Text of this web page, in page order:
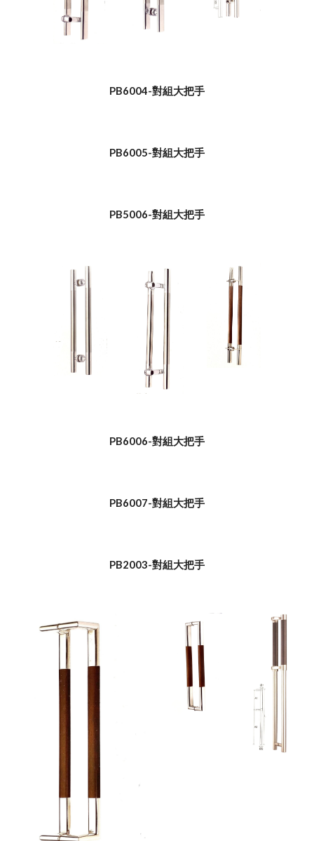
PB6004-對組大把手
PB6005-對組大把手
PB5006-對組大把手
PB6006-對組大把手
PB6007-對組大把手
PB2003-對組大把手